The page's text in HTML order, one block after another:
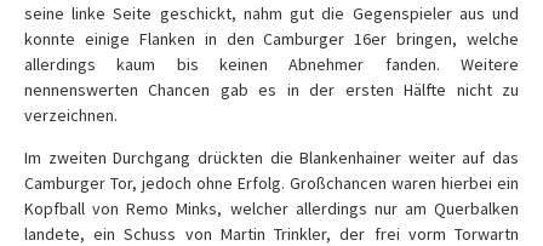
seine linke Seite geschickt, nahm gut die Gegenspieler aus und
konnte einige Flanken in den Camburger 16er bringen, welche
allerdings kaum bis keinen Abnehmer fanden. Weitere
nennenswerten Chancen gab es in der ersten Hälfte nicht zu
verzeichnen.
Im zweiten Durchgang drückten die Blankenhainer weiter auf das
Camburger Tor, jedoch ohne Erfolg. Großchancen waren hierbei ein
Kopfball von Remo Minks, welcher allerdings nur am Querbalken
landete, ein Schuss von Martin Trinkler, der frei vorm Torwartn